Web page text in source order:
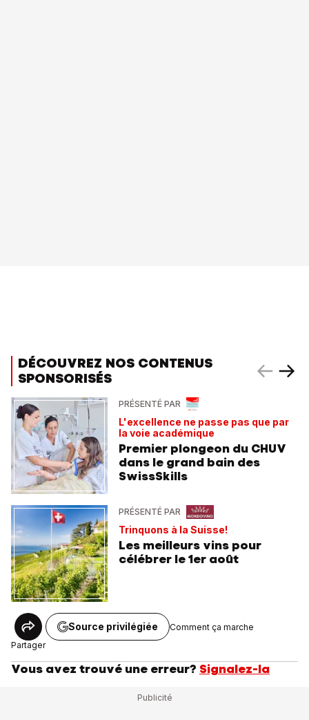
DÉCOUVREZ NOS CONTENUS
SPONSORISÉS
PRÉSENTÉ PAR
L'excellence ne passe pas que par
la voie académique
Premier plongeon du CHUV
dans le grand bain des
SwissSkills
PRÉSENTÉ PAR
Trinquons à la Suisse!
Les meilleurs vins pour
célébrer le 1er août
Partager
Source privilégiée Comment ça marche
Vous avez trouvé une erreur? Signalez-la